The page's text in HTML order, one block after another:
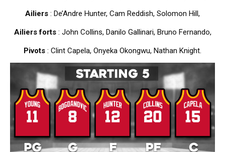
Ailiers : De’Andre Hunter, Cam Reddish, Solomon Hill,
Ailiers forts: John Collins, Danilo Gallinari, Bruno Fernando,
Pivots : Clint Capela, Onyeka Okongwu, Nathan Knight.